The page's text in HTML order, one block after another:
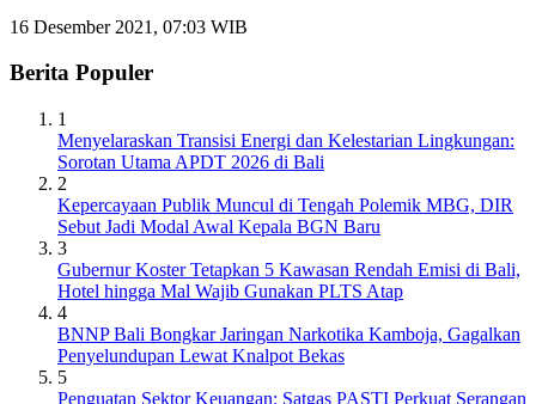
16 Desember 2021, 07:03 WIB
Berita Populer
1
Menyelaraskan Transisi Energi dan Kelestarian Lingkungan:
Sorotan Utama APDT 2026 di Bali
2
Kepercayaan Publik Muncul di Tengah Polemik MBG, DIR
Sebut Jadi Modal Awal Kepala BGN Baru
3
Gubernur Koster Tetapkan 5 Kawasan Rendah Emisi di Bali,
Hotel hingga Mal Wajib Gunakan PLTS Atap
4
BNNP Bali Bongkar Jaringan Narkotika Kamboja, Gagalkan
Penyelundupan Lewat Knalpot Bekas
5
Penguatan Sektor Keuangan: Satgas PASTI Perkuat Serangan